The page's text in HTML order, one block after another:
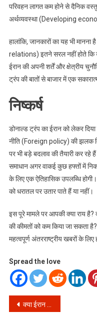
परिवहन लागत कम होने से दैनिक
अर्थव्यवस्था (Developing
हालांकि, जानकारों का यह भी
relations) इतने सरल नहीं होते कि
ईरान की अपनी शर्तें और क्षेत्रीय
ट्रंप की बातों से बाजार में एक
निष्कर्ष
डोनाल्ड ट्रंप का ईरान को लेकर
नीति (Foreign policy) की झलक
पर भी बड़े बदलाव की तैयारी कर
समाधान अगर वाकई कुछ हफ्तों में
के लिए एक ऐतिहासिक उपलब्धि
को धरातल पर उतार पाते हैं या नहीं।
इस पूरे मामले पर आपकी क्या राय
की कीमतों को कम किया जा सकता
महत्वपूर्ण अंतरराष्ट्रीय खबरों के
Spread the love
Post
क्या ईरान पर भारी पड़ने वाला है इजरायल? नेतन्याहू ने बनाया क्षेत्रीय देशों के साथ महा-गठबंधन का प्लान!